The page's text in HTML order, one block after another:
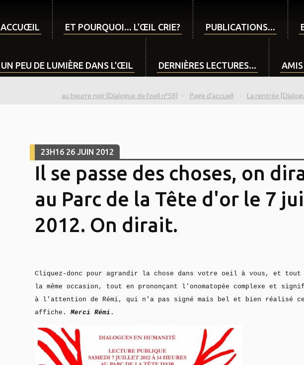
ACCUŒIL ET POURQUOI... L’ŒIL CRIE? PUBLICATIONS...
UN PEU DE LUMIÈRE DANS L’ŒIL DERNIÈRES LECTURES... AMIS
au beurre noir [Dialogue de l'oeil n°58] Page d'accueil La rentrée
23H16 26 JUIN 2012
Il se passe des choses, on
au Parc de la Tête d'or le 7
2012. On dirait.
Cliquez-donc pour agrandir la chose dans votre oeil à vous, et tout
la même occasion, tout en prononçant l'onomatopée complexe et
à l'attention de Rémi, qui n'a pas signé mais bel et bien réalisé
affiche. Merci Rémi .